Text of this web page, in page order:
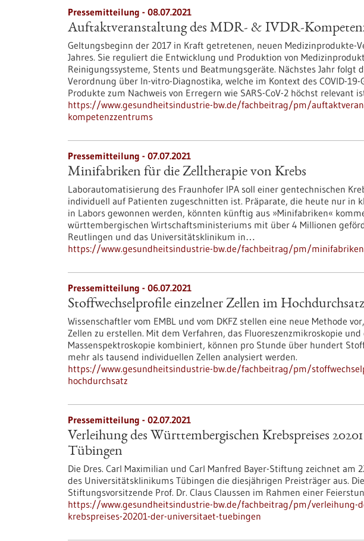
Pressemitteilung - 08.07.2021
Auftaktveranstaltung des MDR- & IVDR-
Geltungsbeginn der 2017 in Kraft getretenen, neuen Medizinprodukte-
Jahres. Sie reguliert die Entwicklung und Produktion von
Reinigungssysteme, Stents und Beatmungsgeräte. Nächstes Jahr folgt
Verordnung über In-vitro-Diagnostika, welche im Kontext des COVID-
Produkte zum Nachweis von Erregern wie SARS-CoV-2 höchst relevant
https://www.gesundheitsindustrie-bw.de/fachbeitrag/pm/
kompetenzzentrums
Pressemitteilung - 07.07.2021
Minifabriken für die Zelltherapie von Krebs
Laborautomatisierung des Fraunhofer IPA soll einer gentechnischen
individuell auf Patienten zugeschnitten ist. Präparate, die heute nur in
in Labors gewonnen werden, könnten künftig aus »Minifabriken«
württembergischen Wirtschaftsministeriums mit über 4 Millionen
Reutlingen und das Universitätsklinikum in…
https://www.gesundheitsindustrie-bw.de/fachbeitrag/pm/
Pressemitteilung - 06.07.2021
Stoffwechselprofile einzelner Zellen im Hochdurchsatz
Wissenschaftler vom EMBL und vom DKFZ stellen eine neue Methode
Zellen zu erstellen. Mit dem Verfahren, das Fluoreszenzmikroskopie
Massenspektroskopie kombiniert, können pro Stunde über hundert
mehr als tausend individuellen Zellen analysiert werden.
https://www.gesundheitsindustrie-bw.de/fachbeitrag/pm/
hochdurchsatz
Pressemitteilung - 02.07.2021
Verleihung des Württembergischen Krebspreises
Tübingen
Die Dres. Carl Maximilian und Carl Manfred Bayer-Stiftung zeichnet am
des Universitätsklinikums Tübingen die diesjährigen Preisträger aus.
Stiftungsvorsitzende Prof. Dr. Claus Claussen im Rahmen einer
https://www.gesundheitsindustrie-bw.de/fachbeitrag/pm/verleihung-
krebspreises-20201-der-universitaet-tuebingen